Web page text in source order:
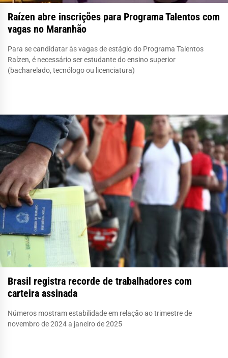
Raízen abre inscrições para Programa Talentos com
vagas no Maranhão
Para se candidatar às vagas de estágio do Programa Talentos
Raízen, é necessário ser estudante do ensino superior
(bacharelado, tecnólogo ou licenciatura)
Brasil registra recorde de trabalhadores com
carteira assinada
Números mostram estabilidade em relação ao trimestre de
novembro de 2024 a janeiro de 2025